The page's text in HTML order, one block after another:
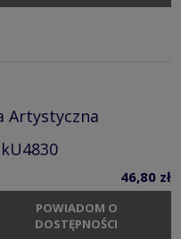
Artystyczna
46,80 zł
POWIADOM O
DOSTĘPNOŚCI